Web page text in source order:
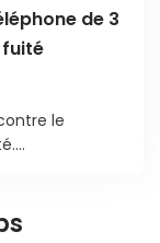
de 3
fuité
le